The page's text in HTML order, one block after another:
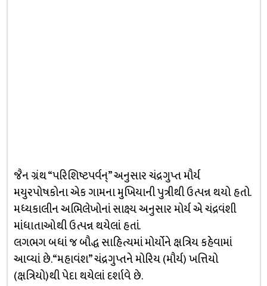
જૈન ગ્રંથ “પરિશિષ્ટપર્વન્” અનુસાર ચંદ્રગુપ્ત મૌર્ય
મયુરપોષકોના એક ગામના મુખિયાની પુત્રીથી ઉત્પન્ન થયો હતો.
મધ્યકાલીન અભિલેખોનાં સાક્ષ્ય અનુસાર મોર્ય એ ચંદ્રવંશી
માંધાતાઓથી ઉત્પન્ન થયેલાં હતાં.
લગભગ બધાં જ બૌદ્ધ સાહિત્યમાં મોર્યોને ક્ષત્રિય કહેવામાં
આવ્યાં છે. “મહાવંશ” ચંદ્રગુપ્તને મોરિય (મૌર્ય) ખત્તિયો
(ક્ષત્રિયો)થી પેદા થયેલાં દર્શાવે છે.